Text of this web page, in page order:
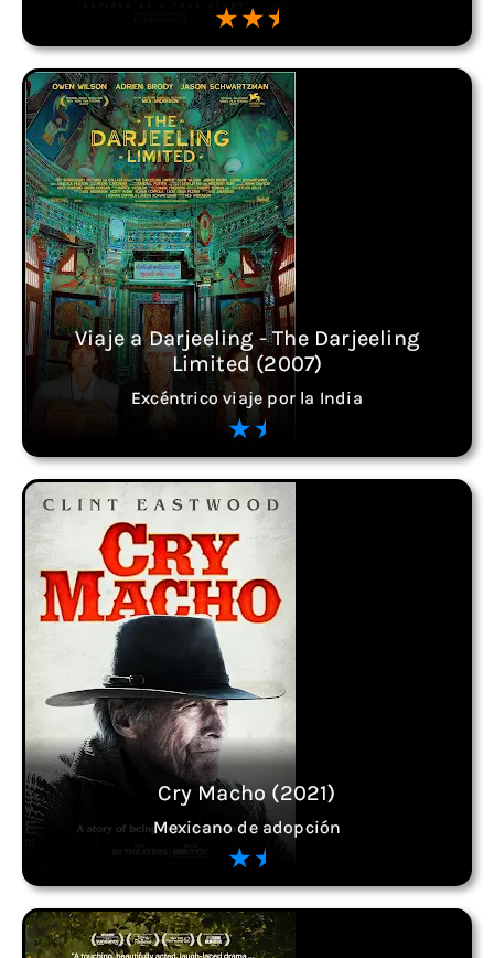
Viaje a Darjeeling - The Darjeeling
Limited (2007)
Excéntrico viaje por la India
Cry Macho (2021)
Mexicano de adopción